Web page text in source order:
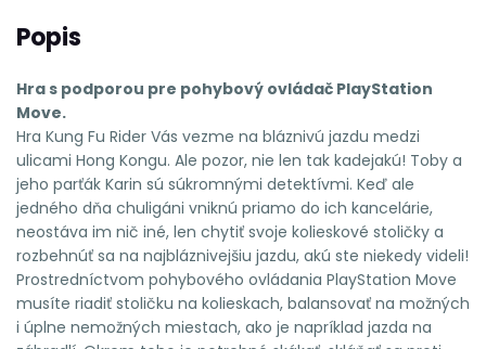
Popis
Hra s podporou pre pohybový ovládač PlayStation
Move.
Hra Kung Fu Rider Vás vezme na bláznivú jazdu medzi
ulicami Hong Kongu. Ale pozor, nie len tak kadejakú! Toby a
jeho parťák Karin sú súkromnými detektívmi. Keď ale
jedného dňa chuligáni vniknú priamo do ich kancelárie,
neostáva im nič iné, len chytiť svoje kolieskové stoličky a
rozbehnúť sa na najbláznivejšiu jazdu, akú ste niekedy videli!
Prostredníctvom pohybového ovládania PlayStation Move
musíte riadiť stoličku na kolieskach, balansovať na možných
i úplne nemožných miestach, ako je napríklad jazda na